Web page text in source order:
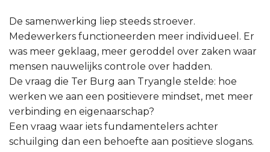
De samenwerking liep steeds stroever.
Medewerkers functioneerden meer individueel. Er
was meer geklaag, meer geroddel over zaken waar
mensen nauwelijks controle over hadden.
De vraag die Ter Burg aan Tryangle stelde: hoe
werken we aan een positievere mindset, met meer
verbinding en eigenaarschap?
Een vraag waar iets fundamentelers achter
schuilging dan een behoefte aan positieve slogans.